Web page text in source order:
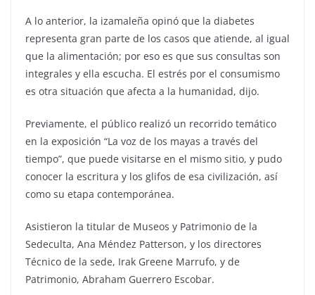
A lo anterior, la izamaleña opinó que la diabetes
representa gran parte de los casos que atiende, al igual
que la alimentación; por eso es que sus consultas son
integrales y ella escucha. El estrés por el consumismo
es otra situación que afecta a la humanidad, dijo.
Previamente, el público realizó un recorrido temático
en la exposición “La voz de los mayas a través del
tiempo”, que puede visitarse en el mismo sitio, y pudo
conocer la escritura y los glifos de esa civilización, así
como su etapa contemporánea.
Asistieron la titular de Museos y Patrimonio de la
Sedeculta, Ana Méndez Patterson, y los directores
Técnico de la sede, Irak Greene Marrufo, y de
Patrimonio, Abraham Guerrero Escobar.